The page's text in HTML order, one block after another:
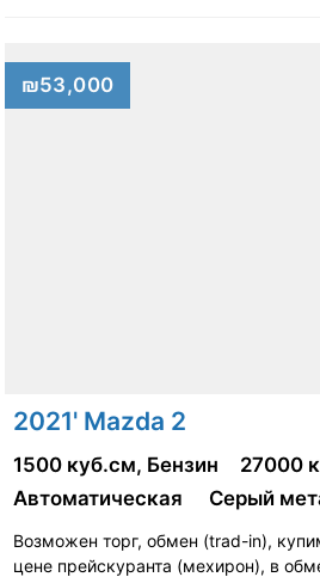
₪53,000
2021' Mazda 2
1500 куб.см, Бензин
27000
Автоматическая
Серый
Возможен торг, обмен (trad-in),
цене прейскуранта (мехирон), в